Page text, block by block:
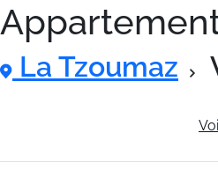
La Tzoumaz